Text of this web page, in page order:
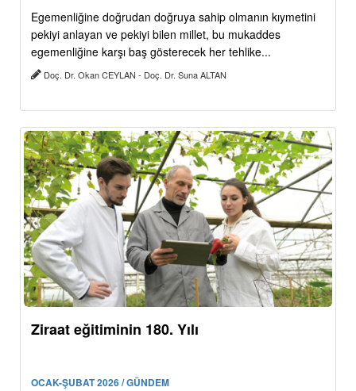
Egemenliğine doğrudan doğruya sahip olmanın kıymetini
pekiyi anlayan ve pekiyi bilen millet, bu mukaddes
egemenliğine karşı baş gösterecek her tehlike...
Doç. Dr. Okan CEYLAN - Doç. Dr. Suna ALTAN
Ziraat eğitiminin 180. Yılı
OCAK-ŞUBAT 2026 / GÜNDEM